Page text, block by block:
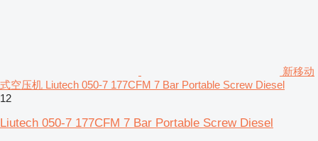
新移动
式空压机 Liutech 050-7 177CFM 7 Bar Portable Screw Diesel
12
Liutech 050-7 177CFM 7 Bar Portable Screw Diesel